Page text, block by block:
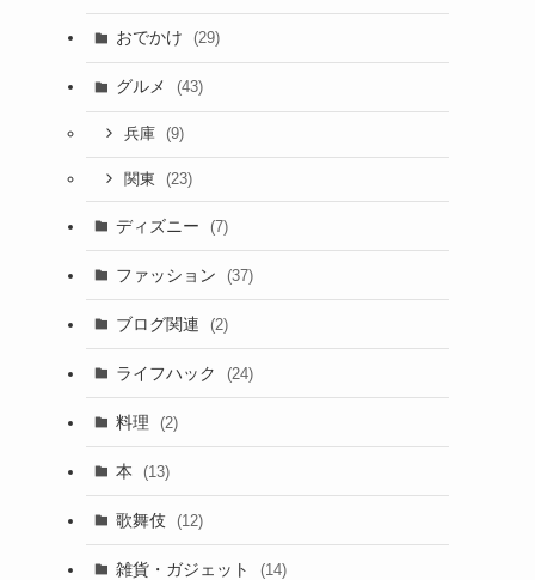
おでかけ (29)
グルメ (43)
兵庫 (9)
関東 (23)
ディズニー (7)
ファッション (37)
ブログ関連 (2)
ライフハック (24)
料理 (2)
本 (13)
歌舞伎 (12)
雑貨・ガジェット (14)